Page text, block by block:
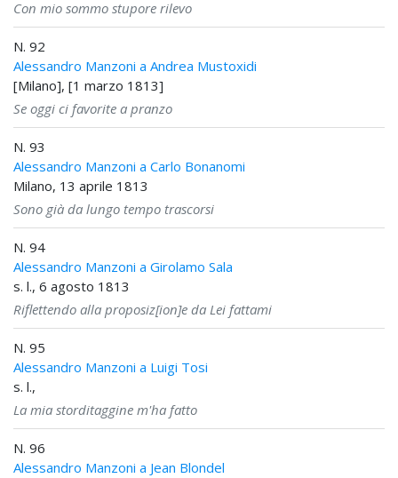
Con mio sommo stupore rilevo
N. 92
Alessandro Manzoni a Andrea Mustoxidi
[Milano], [1 marzo 1813]
Se oggi ci favorite a pranzo
N. 93
Alessandro Manzoni a Carlo Bonanomi
Milano, 13 aprile 1813
Sono già da lungo tempo trascorsi
N. 94
Alessandro Manzoni a Girolamo Sala
s. l., 6 agosto 1813
Riflettendo alla proposiz[ion]e da Lei fattami
N. 95
Alessandro Manzoni a Luigi Tosi
s. l.,
La mia storditaggine m'ha fatto
N. 96
Alessandro Manzoni a Jean Blondel